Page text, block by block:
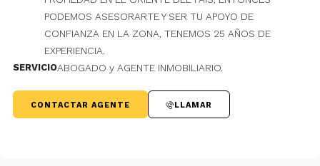
PODEMOS ASESORARTE Y SER TU APOYO DE
CONFIANZA EN LA ZONA, TENEMOS 25 AÑOS DE
EXPERIENCIA.
SERVICIOABOGADO y AGENTE INMOBILIARIO.
CONTACTAR AGENTE LLAMAR